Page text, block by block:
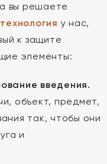
вы решаете
у нас,
к защите
элементы:
введения.
объект, предмет,
так, чтобы они
и